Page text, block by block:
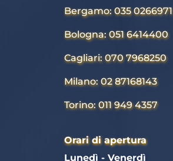
Bergamo: 035 0266971
Bologna: 051 6414400
Cagliari: 070 7968250
Milano: 02 87168143
Torino: 011 949 4357
Orari di apertura
Lunedì - Venerdì